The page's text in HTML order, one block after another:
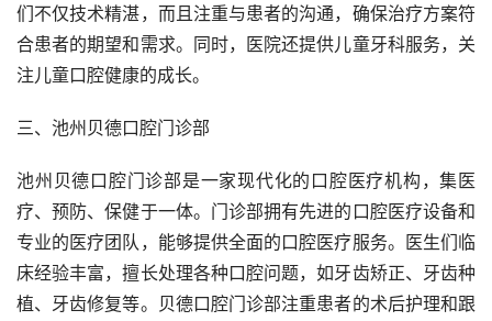
们不仅技术精湛，而且注重与患者的沟通，确保治疗方案符
合患者的期望和需求。同时，医院还提供儿童牙科服务，关
注儿童口腔健康的成长。
三、池州贝德口腔门诊部
池州贝德口腔门诊部是一家现代化的口腔医疗机构，集医
疗、预防、保健于一体。门诊部拥有先进的口腔医疗设备和
专业的医疗团队，能够提供全面的口腔医疗服务。医生们临
床经验丰富，擅长处理各种口腔问题，如牙齿矫正、牙齿种
植、牙齿修复等。贝德口腔门诊部注重患者的术后护理和跟